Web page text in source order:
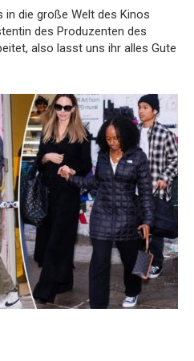
in die große Welt des Kinos
des Produzenten des
also lasst uns ihr alles Gute